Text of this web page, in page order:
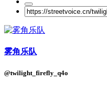
雾角乐队
@twilight_firefly_q4o